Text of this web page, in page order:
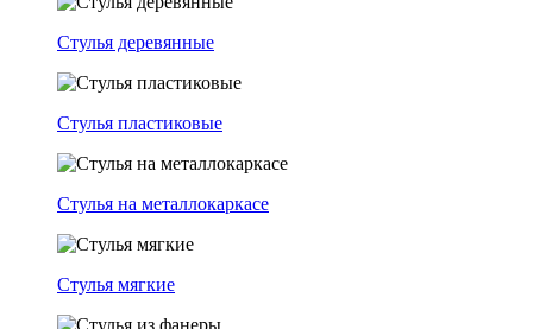
Стулья деревянные
Стулья пластиковые
Стулья на металлокаркасе
Стулья мягкие